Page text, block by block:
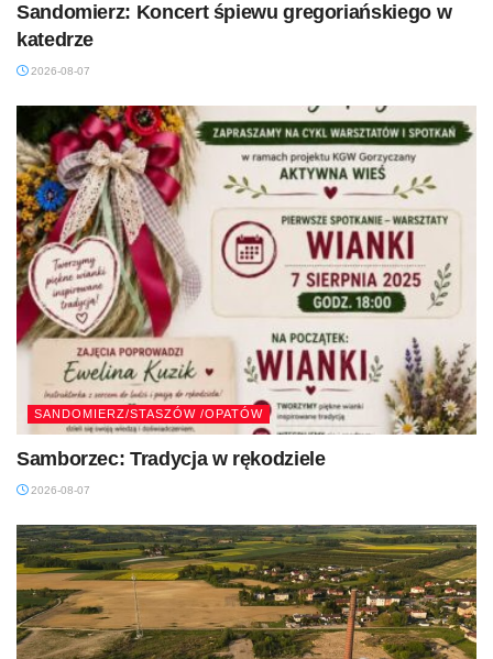
Sandomierz: Koncert śpiewu gregoriańskiego w
katedrze
2026-08-07
SANDOMIERZ/STASZÓW /OPATÓW
Samborzec: Tradycja w rękodziele
2026-08-07